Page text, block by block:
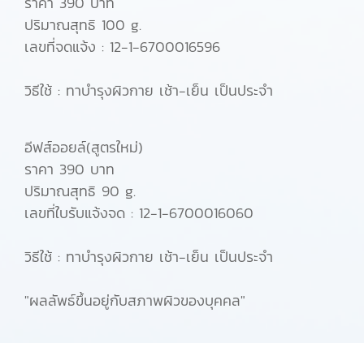
ปริมาณสุทธิ 100 g.
เลขที่จดแจ้ง : 12-1-6700016596
วิธีใช้ : ทาบำรุงผิวกาย เช้า-เย็น เป็นประจำ
อีฟส์ออยล์(สูตรใหม่)
ราคา 390 บาท
ปริมาณสุทธิ 90 g.
เลขที่ใบรับแจ้งจด : 12-1-6700016060
วิธีใช้ : ทาบำรุงผิวกาย เช้า-เย็น เป็นประจำ
"ผลลัพธ์ขึ้นอยู่กับสภาพผิวของบุคคล"